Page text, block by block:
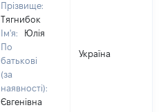
Прізвище:
Тягнибок
Ім'я:
Юлія
По
батькові
(за
наявності):
Євгенівна
Україна